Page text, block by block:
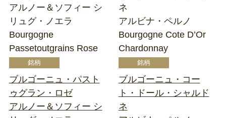
アルノー＆ソフィー シ
リュグ・ノエラ
Bourgogne
Passetoutgrains Rose
ブルゴーニュ・パスト
ゥグラン・ロゼ
アルノー＆ソフィー シ
ネ
アルビナ・ペルノ
Bourgogne Cote D’Or
Chardonnay
ブルゴーニュ・コー
ト・ドール・シャルド
ネ